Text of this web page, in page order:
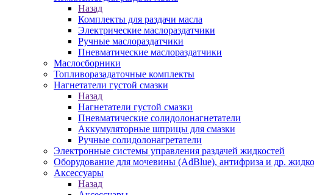
Назад
Комплекты для раздачи масла
Электрические маслораздатчики
Ручные маслораздатчики
Пневматические маслораздатчики
Маслосборники
Топливоразадаточные комплекты
Нагнетатели густой смазки
Назад
Нагнетатели густой смазки
Пневматические солидолонагнетатели
Аккумуляторные шприцы для смазки
Ручные солидолонагретатели
Электронные системы управления раздачей жидкостей
Оборудование для мочевины (AdBlue), антифриза и др.
Аксессуары
Назад